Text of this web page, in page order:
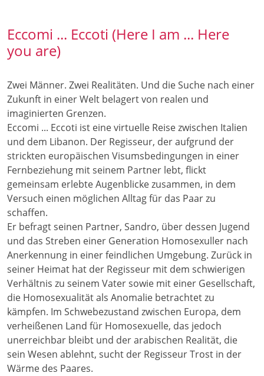
Eccomi ... Eccoti (Here I am ... Here
you are)
Zwei Männer. Zwei Realitäten. Und die Suche nach einer
Zukunft in einer Welt belagert von realen und
imaginierten Grenzen.
Eccomi ... Eccoti ist eine virtuelle Reise zwischen Italien
und dem Libanon. Der Regisseur, der aufgrund der
strickten europäischen Visumsbedingungen in einer
Fernbeziehung mit seinem Partner lebt, flickt
gemeinsam erlebte Augenblicke zusammen, in dem
Versuch einen möglichen Alltag für das Paar zu
schaffen.
Er befragt seinen Partner, Sandro, über dessen Jugend
und das Streben einer Generation Homosexuller nach
Anerkennung in einer feindlichen Umgebung. Zurück in
seiner Heimat hat der Regisseur mit dem schwierigen
Verhältnis zu seinem Vater sowie mit einer Gesellschaft,
die Homosexualität als Anomalie betrachtet zu
kämpfen. Im Schwebezustand zwischen Europa, dem
verheißenen Land für Homosexuelle, das jedoch
unerreichbar bleibt und der arabischen Realität, die
sein Wesen ablehnt, sucht der Regisseur Trost in der
Wärme des Paares.